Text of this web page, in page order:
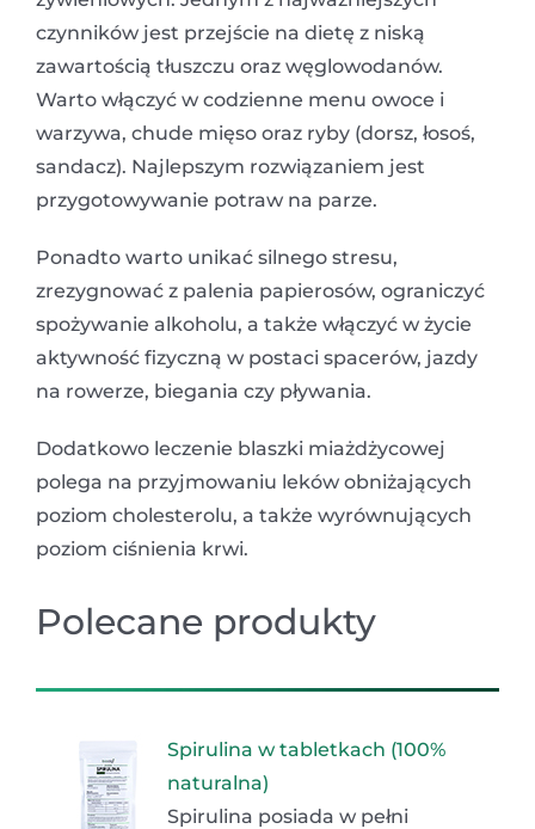
czynników jest przejście na dietę z niską
zawartością tłuszczu oraz węglowodanów.
Warto włączyć w codzienne menu owoce i
warzywa, chude mięso oraz ryby (dorsz, łosoś,
sandacz). Najlepszym rozwiązaniem jest
przygotowywanie potraw na parze.
Ponadto warto unikać silnego stresu,
zrezygnować z palenia papierosów, ograniczyć
spożywanie alkoholu, a także włączyć w życie
aktywność fizyczną w postaci spacerów, jazdy
na rowerze, biegania czy pływania.
Dodatkowo leczenie blaszki miażdżycowej
polega na przyjmowaniu leków obniżających
poziom cholesterolu, a także wyrównujących
poziom ciśnienia krwi.
Polecane produkty
Spirulina w tabletkach (100%
naturalna)
Spirulina posiada w pełni